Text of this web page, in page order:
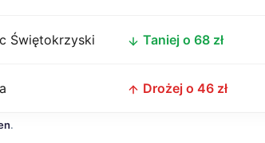
Świętokrzyski Taniej o 68 zł
Drożej o 46 zł
.